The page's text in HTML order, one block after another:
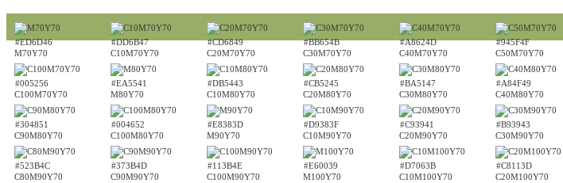
#ED6D46
M70Y70
#DD6B47
C10M70Y70
#CD6849
C20M70Y70
#BB654B
C30M70Y70
#A8624D
C40M70Y70
#945F4F
C50M70Y70
#005256
C100M70Y70
#EA5541
M80Y70
#DB5443
C10M80Y70
#CB5245
C20M80Y70
#BA5147
C30M80Y70
#A84F49
C40M80Y70
#304851
C90M80Y70
#004652
C100M80Y70
#E8383D
M90Y70
#D9383F
C10M90Y70
#C93941
C20M90Y70
#B93943
C30M90Y70
#523B4C
C80M90Y70
#373B4D
C90M90Y70
#113B4E
C100M90Y70
#E60039
M100Y70
#D7063B
C10M100Y70
#C8113D
C20M100Y70